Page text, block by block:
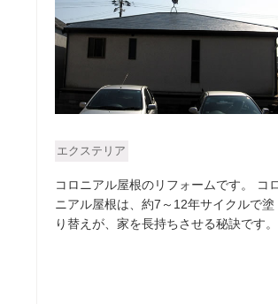
エクステリア
コロニアル屋根のリフォームです。 コ
ニアル屋根は、約7～12年サイクルで塗
り替えが、家を長持ちさせる秘訣です。